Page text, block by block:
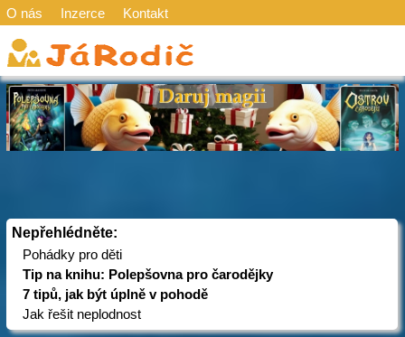
O nás Inzerce Kontakt
Nepřehlédněte:
Pohádky pro děti
Tip na knihu: Polepšovna pro čarodějky
7 tipů, jak být úplně v pohodě
Jak řešit neplodnost